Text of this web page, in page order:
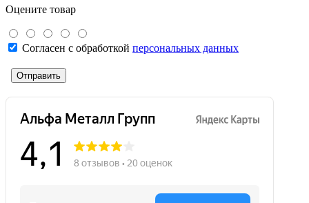
Оцените товар
Согласен с обработкой персональных данных
Отправить